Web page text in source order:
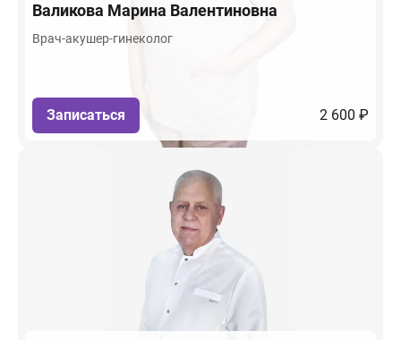
Валикова Марина Валентиновна
Врач-акушер-гинеколог
Записаться 2 600 ₽